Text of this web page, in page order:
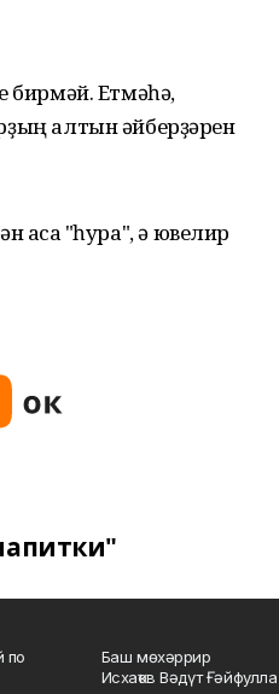
бирмәй. Етмәһә,
алтын әйберҙәрен
аҡса "һура", ә ювелир
по
Баш мөхәррир
Исхаҡов Вәдүт